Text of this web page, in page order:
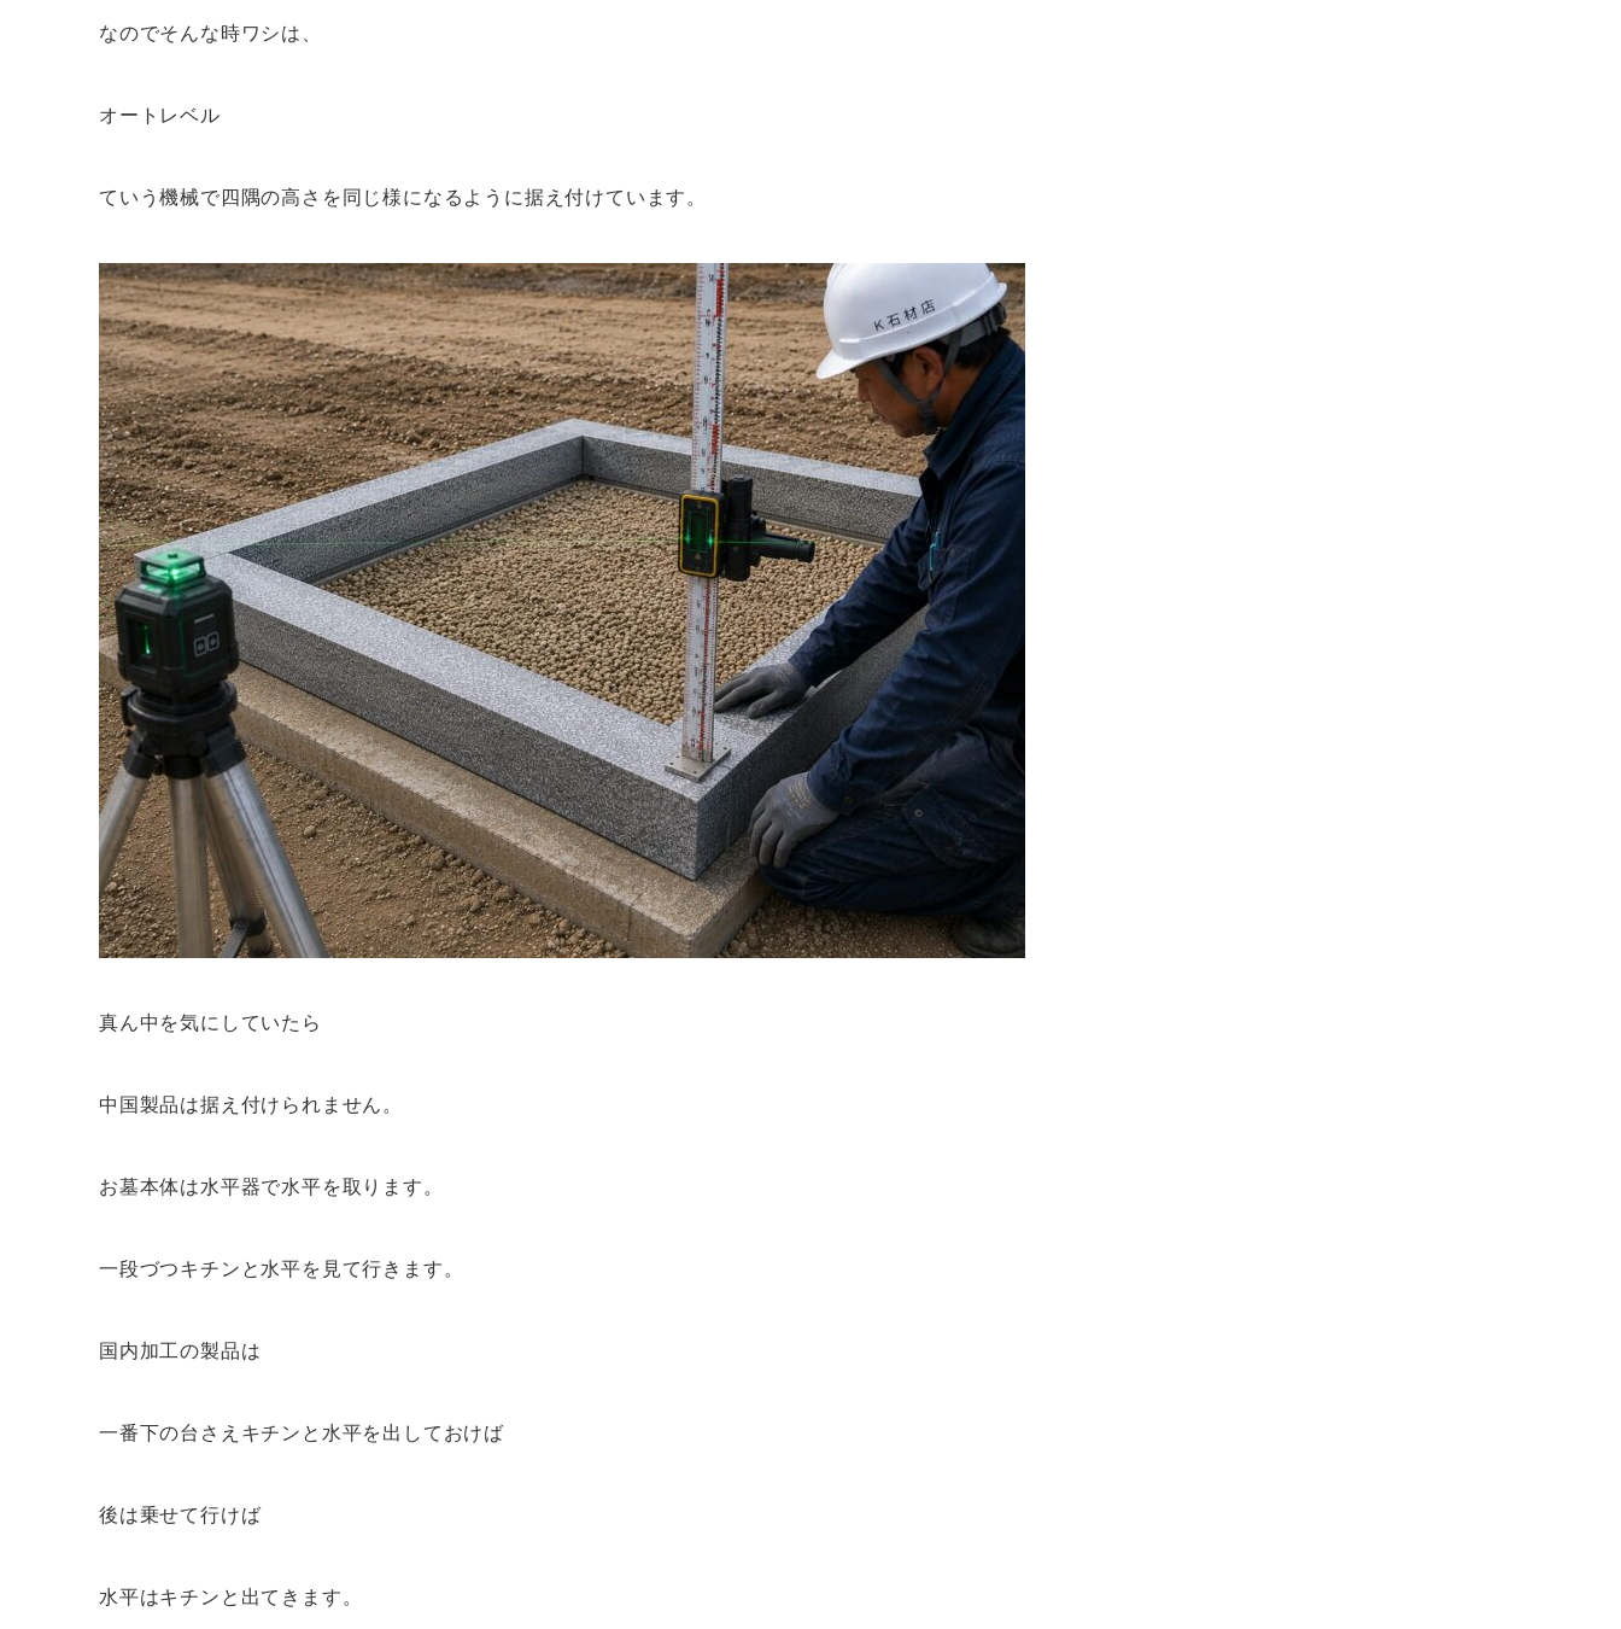
なのでそんな時ワシは、
オートレベル
ていう機械で四隅の高さを同じ様になるように据え付けています。
真ん中を気にしていたら
中国製品は据え付けられません。
お墓本体は水平器で水平を取ります。
一段づつキチンと水平を見て行きます。
国内加工の製品は
一番下の台さえキチンと水平を出しておけば
後は乗せて行けば
水平はキチンと出てきます。